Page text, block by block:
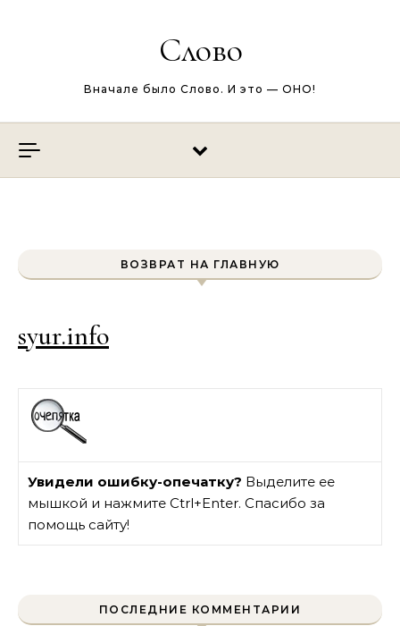
Слово
Вначале было Слово. И это — ОНО!
ВОЗВРАТ НА ГЛАВНУЮ
syur.info
Увидели ошибку-опечатку? Выделите ее
мышкой и нажмите Ctrl+Enter. Спасибо за
помощь сайту!
ПОСЛЕДНИЕ КОММЕНТАРИИ